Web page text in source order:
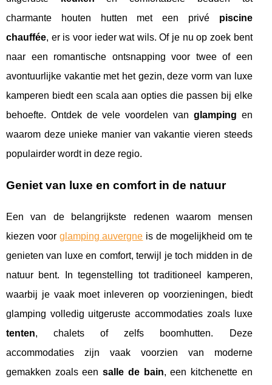
charmante houten hutten met een privé piscine
chauffée, er is voor ieder wat wils. Of je nu op zoek bent
naar een romantische ontsnapping voor twee of een
avontuurlijke vakantie met het gezin, deze vorm van luxe
kamperen biedt een scala aan opties die passen bij elke
behoefte. Ontdek de vele voordelen van glamping en
waarom deze unieke manier van vakantie vieren steeds
populairder wordt in deze regio.
Geniet van luxe en comfort in de natuur
Een van de belangrijkste redenen waarom mensen
kiezen voor glamping auvergne is de mogelijkheid om te
genieten van luxe en comfort, terwijl je toch midden in de
natuur bent. In tegenstelling tot traditioneel kamperen,
waarbij je vaak moet inleveren op voorzieningen, biedt
glamping volledig uitgeruste accommodaties zoals luxe
tenten, chalets of zelfs boomhutten. Deze
accommodaties zijn vaak voorzien van moderne
gemakken zoals eensalle de bain, een kitchenette en